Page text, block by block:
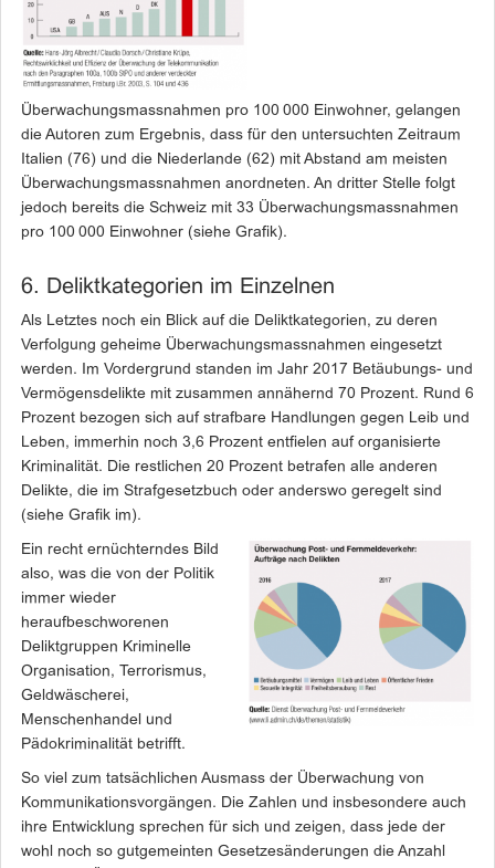
Überwachungsmassnahmen pro 100 000 Einwohner, gelangen
die Autoren zum Ergebnis, dass für den untersuchten Zeitraum
Italien (76) und die Niederlande (62) mit Abstand am meisten
Überwachungsmassnahmen anordneten. An dritter ­Stelle folgt
jedoch bereits die Schweiz mit 33 Ü­berwachungsmassnahmen
pro 100 000 Einwohner (siehe Grafik).
6. Deliktkategorien im Einzelnen
Als Letztes noch ein Blick auf die Deliktkategorien, zu deren
Verfolgung geheime Überwachungsmassnahmen eingesetzt
werden. Im Vordergrund standen im Jahr 2017 Betäubungs- und
Vermögensdelikte mit zusammen annähernd 70 Prozent. Rund 6
Prozent bezogen sich auf strafbare Handlungen gegen Leib und
Leben, immerhin noch 3,6 Prozent entfielen auf organisierte
Kriminalität. Die restlichen 20 Prozent betrafen alle anderen
Delikte, die im Strafgesetzbuch oder ­anderswo geregelt sind
(siehe Grafik im).
Ein recht ernüchterndes Bild
also, was die von der ­Politik
immer wieder
heraufbeschworenen
Deliktgruppen Kriminelle
Organisation, ­Terrorismus,
Geldwäscherei,
Menschenhandel und
Pädokriminalität betrifft.
So viel zum tatsächlichen Ausmass der Überwachung von
Kommunikationsvorgängen. Die Zahlen und insbesondere auch
ihre Entwicklung sprechen für sich und zeigen, dass jede der
wohl noch so gutgemeinten Gesetzesänderungen die Anzahl